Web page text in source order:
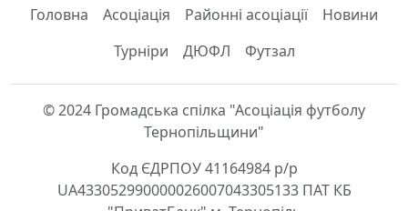
Головна Асоціація Районні асоціації
Новини
Турніри
ДЮФЛ Футзал
© 2024 Громадська спілка "Асоціація футболу
Тернопільщини"
Код ЄДРПОУ 41164984 р/р
UA433052990000026007043305133 ПАТ КБ